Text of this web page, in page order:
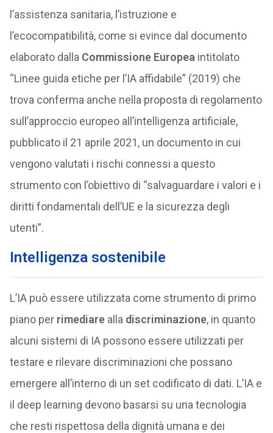
l’assistenza sanitaria, l’istruzione e
l’ecocompatibilità, come si evince dal documento
elaborato dalla Commissione Europea intitolato
“Linee guida etiche per l’IA affidabile” (2019) che
trova conferma anche nella proposta di regolamento
sull’approccio europeo all’intelligenza artificiale,
pubblicato il 21 aprile 2021, un documento in cui
vengono valutati i rischi connessi a questo
strumento con l’obiettivo di “salvaguardare i valori e i
diritti fondamentali dell’UE e la sicurezza degli
utenti”.
Intelligenza sostenibile
L’IA può essere utilizzata come strumento di primo
piano per rimediarealla discriminazione, in quanto
alcuni sistemi di IA possono essere utilizzati per
testare e rilevare discriminazioni che possano
emergere all’interno di un set codificato di dati. L’IA e
il deep learning devono basarsi su una tecnologia
che resti rispettosa della dignità umana e dei